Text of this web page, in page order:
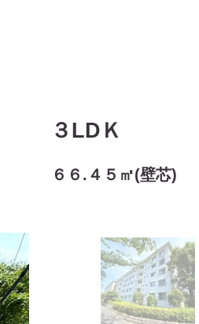
３LDＫ
６６.４５㎡(壁芯)